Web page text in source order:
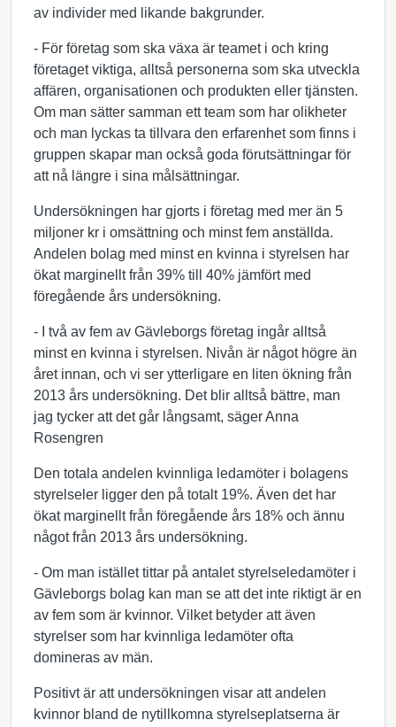
av individer med likande bakgrunder.
- För företag som ska växa är teamet i och kring
företaget viktiga, alltså personerna som ska utveckla
affären, organisationen och produkten eller tjänsten.
Om man sätter samman ett team som har olikheter
och man lyckas ta tillvara den erfarenhet som finns i
gruppen skapar man också goda förutsättningar för
att nå längre i sina målsättningar.
Undersökningen har gjorts i företag med mer än 5
miljoner kr i omsättning och minst fem anställda.
Andelen bolag med minst en kvinna i styrelsen har
ökat marginellt från 39% till 40% jämfört med
föregående års undersökning.
- I två av fem av Gävleborgs företag ingår alltså
minst en kvinna i styrelsen. Nivån är något högre än
året innan, och vi ser ytterligare en liten ökning från
2013 års undersökning. Det blir alltså bättre, man
jag tycker att det går långsamt, säger Anna
Rosengren
Den totala andelen kvinnliga ledamöter i bolagens
styrelseler ligger den på totalt 19%. Även det har
ökat marginellt från föregående års 18% och ännu
något från 2013 års undersökning.
- Om man istället tittar på antalet styrelseledamöter i
Gävleborgs bolag kan man se att det inte riktigt är en
av fem som är kvinnor. Vilket betyder att även
styrelser som har kvinnliga ledamöter ofta
domineras av män.
Positivt är att undersökningen visar att andelen
kvinnor bland de nytillkomna styrelseplatserna är